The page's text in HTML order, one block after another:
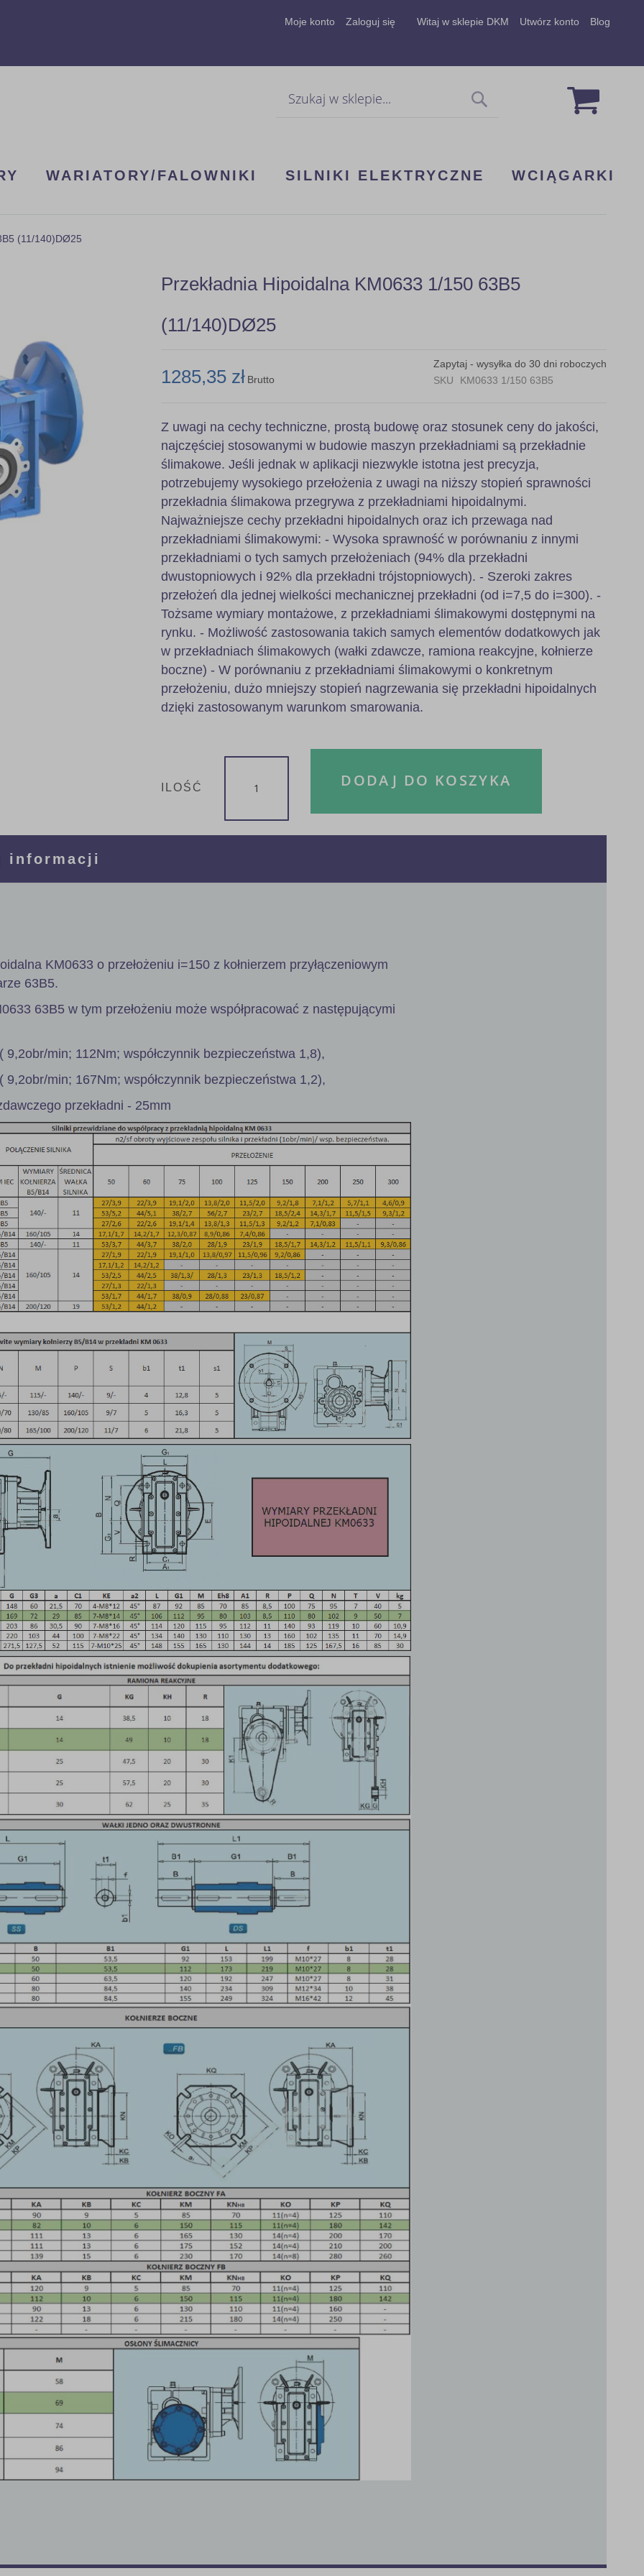
Moje konto Zaloguj się Witaj w sklepie DKM Utwórz konto Blog
Mój
WARIATORY/FALOWNIKI SILNIKI ELEKTRYCZNE WCIĄGARKI
(11/140)DØ25
Przekładnia Hipoidalna KM0633 1/150 63B5
(11/140)DØ25
Zapytaj - wysyłka do 30 dni roboczych
SKU
KM0633 1/150 63B5
1285,35 zł Brutto
Z uwagi na cechy techniczne, prostą budowę oraz stosunek ceny do jakości,
najczęściej stosowanymi w budowie maszyn przekładniami są przekładnie
ślimakowe. Jeśli jednak w aplikacji niezwykle istotna jest precyzja,
potrzebujemy wysokiego przełożenia z uwagi na niższy stopień sprawności
przekładnia ślimakowa przegrywa z przekładniami hipoidalnymi.
Najważniejsze cechy przekładni hipoidalnych oraz ich przewaga nad
przekładniami ślimakowymi: - Wysoka sprawność w porównaniu z innymi
przekładniami o tych samych przełożeniach (94% dla przekładni
dwustopniowych i 92% dla przekładni trójstopniowych). - Szeroki zakres
przełożeń dla jednej wielkości mechanicznej przekładni (od i=7,5 do i=300). -
Tożsame wymiary montażowe, z przekładniami ślimakowymi dostępnymi na
rynku. - Możliwość zastosowania takich samych elementów dodatkowych jak
w przekładniach ślimakowych (wałki zdawcze, ramiona reakcyjne, kołnierze
boczne) - W porównaniu z przekładniami ślimakowymi o konkretnym
przełożeniu, dużo mniejszy stopień nagrzewania się przekładni hipoidalnych
dzięki zastosowanym warunkom smarowania.
ILOŚĆ DODAJ DO KOSZYKA
KM0633 o przełożeniu i=150 z kołnierzem przyłączeniowym
63B5.
63B5 w tym przełożeniu może współpracować z następującymi
9,2obr/min; 112Nm; współczynnik bezpieczeństwa 1,8),
9,2obr/min; 167Nm; współczynnik bezpieczeństwa 1,2),
przekładni - 25mm
informacji